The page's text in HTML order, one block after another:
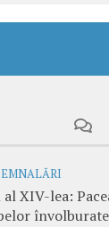
al XIV-lea:
învolburate